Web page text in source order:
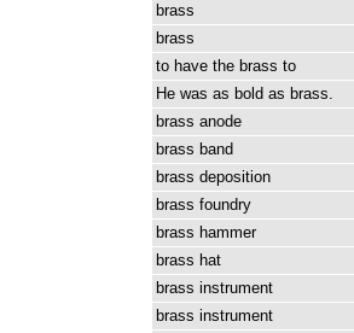
brass
brass
to have the brass to
He was as bold as brass.
brass anode
brass band
brass deposition
brass foundry
brass hammer
brass hat
brass instrument
brass instrument